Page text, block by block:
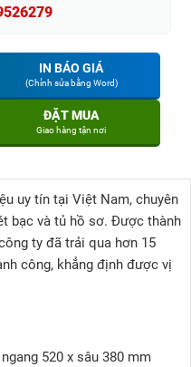
IN BÁO GIÁ
(Chỉnh sửa bằng Word)
ĐẶT MUA
Giao hàng tận nơi
uy tín tại Việt Nam, chuyên
bạc và tủ hồ sơ. Được thành
ty đã trải qua hơn 15
công, khẳng định được vị
520 x sâu 380 mm